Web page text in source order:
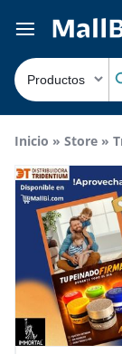
Inicio » Store »